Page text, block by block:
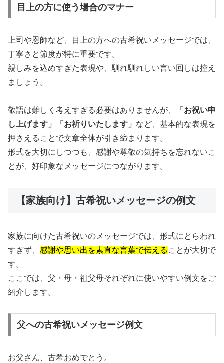
目上の方に使う場合のマナー
上司や恩師など、目上の方への古希祝いメッセージでは、
丁寧さと節度が特に重要です。
親しみを込めすぎた表現や、馴れ馴れしい言い回しは控え
ましょう。
敬語は難しく考えすぎる必要はありませんが、
「お祝い申
し上げます」「お祈りいたします」 など、基本的な表現を
押さえることで文章全体が引き締まります。
形式を大切にしつつも、感謝や尊敬の気持ちを忘れないこ
とが、好印象なメッセージにつながります。
【家族向け】古希祝いメッセージの例文
家族に向けた古希祝いのメッセージでは、形式にとらわれ
すぎず、 感謝や思い出を素直な言葉で伝える ことが大切で
す。
ここでは、父・母・祖父母それぞれに使いやすい例文をご
紹介します。
父への古希祝いメッセージ例文
お父さん、古希おめでとう。